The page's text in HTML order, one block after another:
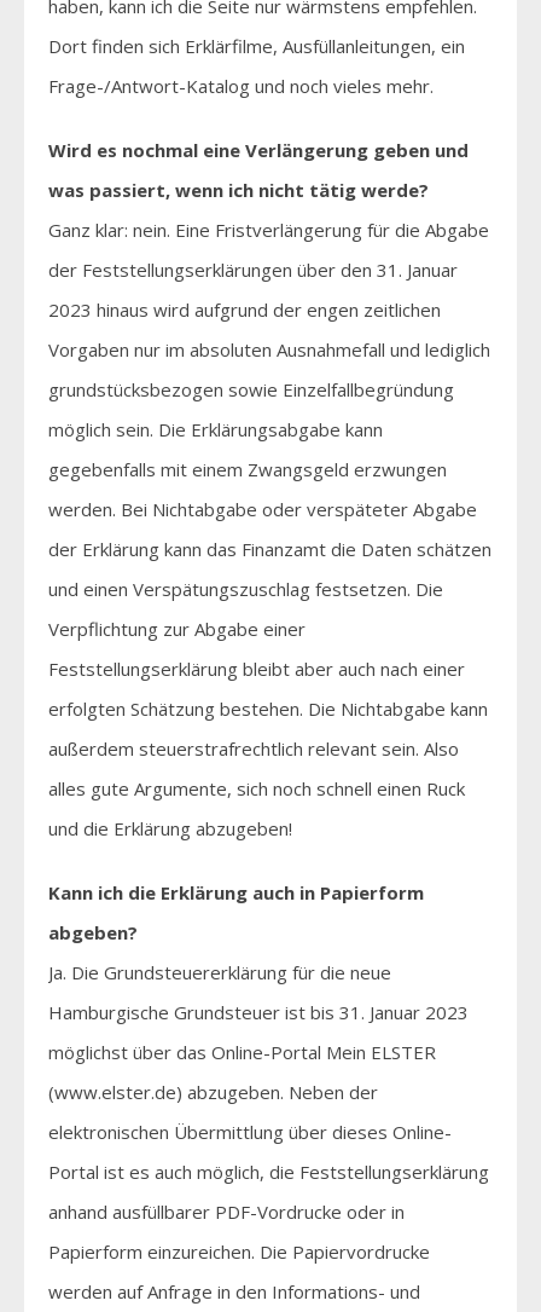
haben, kann ich die Seite nur wärmstens empfehlen.
Dort finden sich Erklärfilme, Ausfüllanleitungen, ein
Frage-/Antwort-Katalog und noch vieles mehr.
Wird es nochmal eine Verlängerung geben und
was passiert, wenn ich nicht tätig werde?
Ganz klar: nein. Eine Fristverlängerung für die Abgabe
der Feststellungserklärungen über den 31. Januar
2023 hinaus wird aufgrund der engen zeitlichen
Vorgaben nur im absoluten Ausnahmefall und lediglich
grundstücksbezogen sowie Einzelfallbegründung
möglich sein. Die Erklärungsabgabe kann
gegebenfalls mit einem Zwangsgeld erzwungen
werden. Bei Nichtabgabe oder verspäteter Abgabe
der Erklärung kann das Finanzamt die Daten schätzen
und einen Verspätungszuschlag festsetzen. Die
Verpflichtung zur Abgabe einer
Feststellungserklärung bleibt aber auch nach einer
erfolgten Schätzung bestehen. Die Nichtabgabe kann
außerdem steuerstrafrechtlich relevant sein. Also
alles gute Argumente, sich noch schnell einen Ruck
und die Erklärung abzugeben!
Kann ich die Erklärung auch in Papierform
abgeben?
Ja. Die Grundsteuererklärung für die neue
Hamburgische Grundsteuer ist bis 31. Januar 2023
möglichst über das Online-Portal Mein ELSTER
(www.elster.de) abzugeben. Neben der
elektronischen Übermittlung über dieses Online-
Portal ist es auch möglich, die Feststellungserklärung
anhand ausfüllbarer PDF-Vordrucke oder in
Papierform einzureichen. Die Papiervordrucke
werden auf Anfrage in den Informations- und